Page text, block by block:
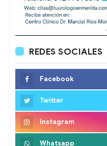
REDES SOCIALES
Facebook
Twitter
Instagram
Whatsapp